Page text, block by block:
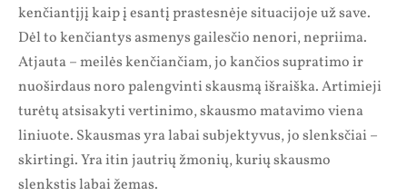
kenčiantįjį kaip į esantį prastesnėje situacijoje už save.
Dėl to kenčiantys asmenys gailesčio nenori, nepriima.
Atjauta – meilės kenčiančiam, jo kančios supratimo ir
nuoširdaus noro palengvinti skausmą išraiška. Artimieji
turėtų atsisakyti vertinimo, skausmo matavimo viena
liniuote. Skausmas yra labai subjektyvus, jo slenksčiai –
skirtingi. Yra itin jautrių žmonių, kurių skausmo
slenkstis labai žemas.